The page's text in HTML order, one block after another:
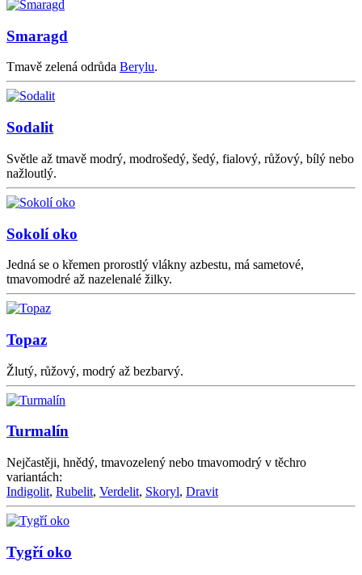
Smaragd
Tmavě zelená odrůda Berylu.
Sodalit
Světle až tmavě modrý, modrošedý, šedý, fialový, růžový, bílý nebo
nažloutlý.
Sokolí oko
Jedná se o křemen prorostlý vlákny azbestu, má sametové,
tmavomodré až nazelenalé žilky.
Topaz
Žlutý, růžový, modrý až bezbarvý.
Turmalín
Nejčastěji, hnědý, tmavozelený nebo tmavomodrý v těchro
variantách:
Indigolit, Rubelit, Verdelit, Skoryl, Dravit
Tygří oko